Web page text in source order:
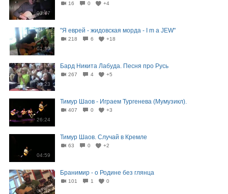
03:47
16 0 +4
01:50
"Я еврей - жидовская морда - I m a JEW"
218 6 +18
03:23
Бард Никита Лабуда. Песня про Русь
267 4 +5
26:24
Тимур Шаов - Играем Тургенева (Мумузикл).
407 0 +3
04:59
Тимур Шаов. Случай в Кремле
63 0 +2
09:32
Бранимир - о Родине без глянца
101 1 0